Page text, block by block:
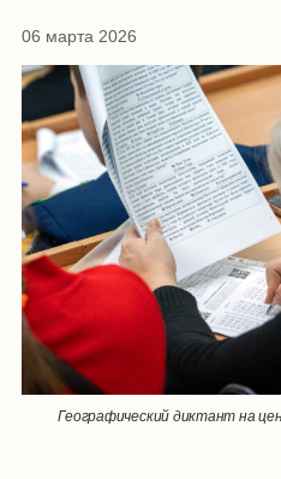
06 марта 2026
Географический диктант на